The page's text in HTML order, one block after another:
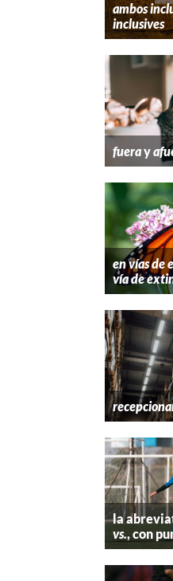
ambos
inclusives
fueray
en vías de
vía de
la
vs., con